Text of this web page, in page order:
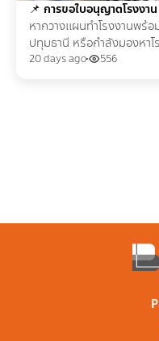
📌 การขอใบอนุญาตโรงงา
หากวางแผนทำโรงงานพ
ปทุมธานี หรือกำลังมองหา
ขั้นตอน เอกสารในการขอใ
20 days ago 556